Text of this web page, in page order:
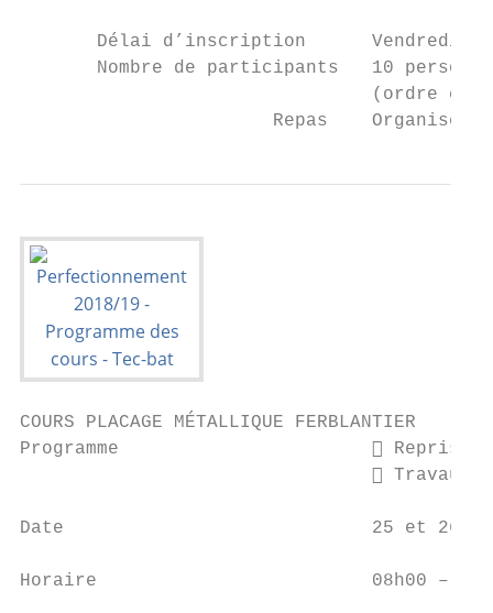
Délai d’inscription      Vendredi
Nombre de participants   10
(ordre
Repas    Organisé
COURS PLACAGE MÉTALLIQUE FERBLANTIER
Programme                        Reprise
 Travaux
Date                            25 et 26
Horaire                         08h00 –